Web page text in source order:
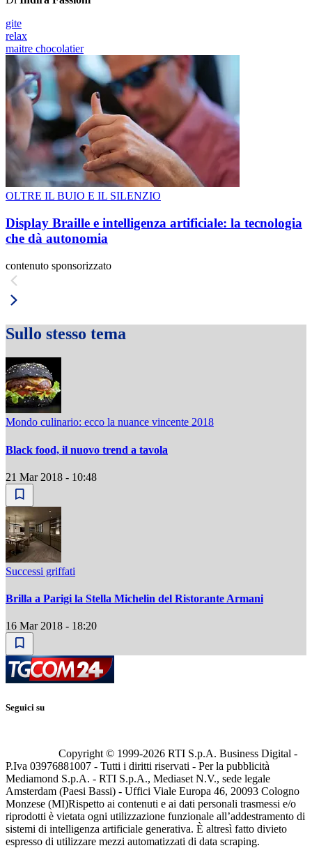
gite
relax
maitre chocolatier
OLTRE IL BUIO E IL SILENZIO
Display Braille e intelligenza artificiale: la tecnologia
che dà autonomia
contenuto sponsorizzato
Sullo stesso tema
Mondo culinario: ecco la nuance vincente 2018
Black food, il nuovo trend a tavola
21 Mar 2018 - 10:48
Successi griffati
Brilla a Parigi la Stella Michelin del Ristorante Armani
16 Mar 2018 - 18:20
Seguici su
Copyright © 1999-2026 RTI S.p.A. Business Digital -
P.Iva 03976881007 - Tutti i diritti riservati - Per la pubblicità
Mediamond S.p.A. - RTI S.p.A., Mediaset N.V., sede legale
Amsterdam (Paesi Bassi) - Uffici Viale Europa 46, 20093 Cologno
Monzese (MI)Rispetto ai contenuti e ai dati personali trasmessi e/o
riprodotti è vietata ogni utilizzazione funzionale all’addestramento di
sistemi di intelligenza artificiale generativa. È altresì fatto divieto
espresso di utilizzare mezzi automatizzati di data scraping.